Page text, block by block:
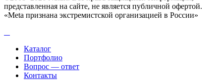
представленная на сайте, не является публичной офертой.
«Meta признана экстремистcкой организацией в России»
Каталог
Портфолио
Вопрос — ответ
Контакты